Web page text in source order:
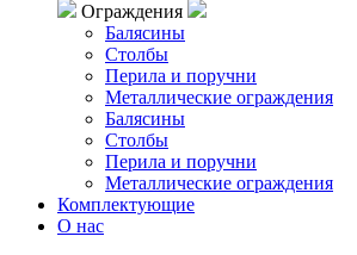
Ограждения
Балясины
Столбы
Перила и поручни
Металлические ограждения
Балясины
Столбы
Перила и поручни
Металлические ограждения
Комплектующие
О нас